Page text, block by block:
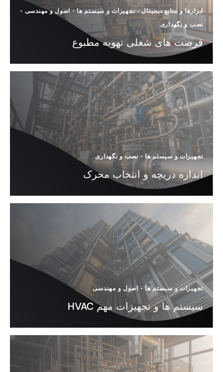
ابزارها و منابع دیجیتال-تجهیزات و سیستم ها-اصول و مهندسی -
نصب و نگهداری
فرصت های شغلی تهویه مطبوع
تجهیزات و سیستم ها - نصب و نگهداری
اندازه دریچه و انتخاب محرک
تجهیزات و سیستم ها- اصول و مهندسی
سیستم ها و تجهیزات مهم HVAC